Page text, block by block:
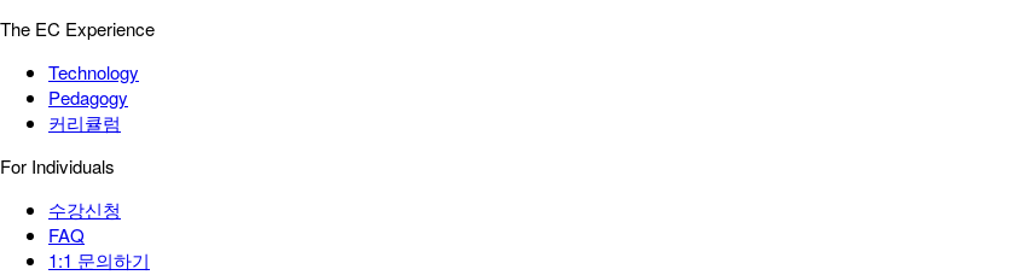
The EC Experience
Technology
Pedagogy
커리큘럼
For Individuals
수강신청
FAQ
1:1 문의하기